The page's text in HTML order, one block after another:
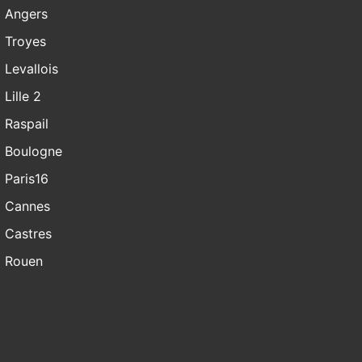
Angers
Troyes
Levallois
Lille 2
Raspail
Boulogne
Paris16
Cannes
Castres
Rouen